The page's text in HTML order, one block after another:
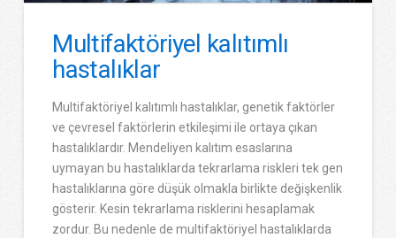
Multifaktöriyel kalıtımlı
hastalıklar
Multifaktöriyel kalıtımlı hastalıklar, genetik faktörler
ve çevresel faktörlerin etkileşimi ile ortaya çıkan
hastalıklardır. Mendeliyen kalıtım esaslarına
uymayan bu hastalıklarda tekrarlama riskleri tek gen
hastalıklarına göre düşük olmakla birlikte değişkenlik
gösterir. Kesin tekrarlama risklerini hesaplamak
zordur. Bu nedenle de multifaktöriyel hastalıklarda